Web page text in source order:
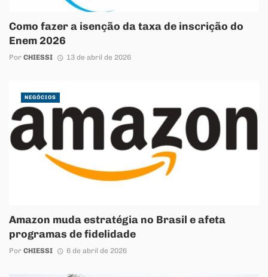
Como fazer a isenção da taxa de inscrição do
Enem 2026
Por CHIESSI 13 de abril de 2026
Amazon muda estratégia no Brasil e afeta
programas de fidelidade
Por CHIESSI 6 de abril de 2026
NEGÓCIOS